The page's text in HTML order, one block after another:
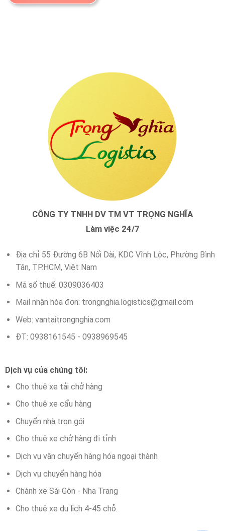
CÔNG TY TNHH DV TM VT TRỌNG NGHĨA
Làm việc 24/7
Địa chỉ 55 Đường 6B Nối Dài, KDC Vĩnh Lộc, Phường Bình
Tân, TP.HCM, Việt Nam
Mã số thuế: 0309036403
Mail nhận hóa đơn: trongnghia.logistics@gmail.com
Web: vantaitrongnghia.com
ĐT: 0938161545 - 0938969545
Dịch vụ của chúng tôi:
Cho thuê xe tải chở hàng
Cho thuê xe cẩu hàng
Chuyển nhà trọn gói
Cho thuê xe chở hàng đi tỉnh
Dịch vụ vận chuyển hàng hóa ngoại thành
Dịch vụ chuyển hàng hóa
Chành xe Sài Gòn - Nha Trang
Cho thuê xe du lịch 4-45 chỗ.